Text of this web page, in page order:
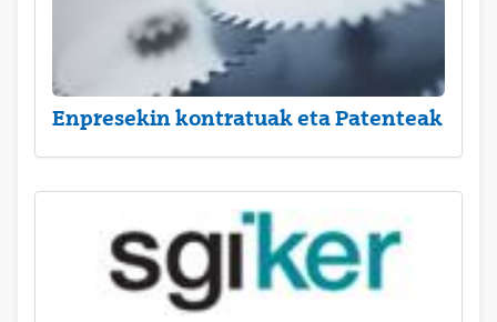
Enpresekin kontratuak eta Patenteak